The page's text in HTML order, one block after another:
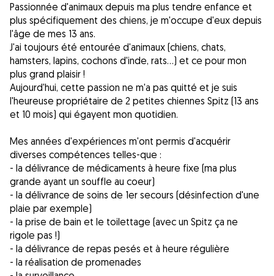
Passionnée d'animaux depuis ma plus tendre enfance et
plus spécifiquement des chiens, je m'occupe d'eux depuis
l'âge de mes 13 ans.
J'ai toujours été entourée d'animaux (chiens, chats,
hamsters, lapins, cochons d'inde, rats...) et ce pour mon
plus grand plaisir !
Aujourd'hui, cette passion ne m'a pas quitté et je suis
l'heureuse propriétaire de 2 petites chiennes Spitz (13 ans
et 10 mois) qui égayent mon quotidien.
Mes années d'expériences m'ont permis d'acquérir
diverses compétences telles-que :
- la délivrance de médicaments à heure fixe (ma plus
grande ayant un souffle au coeur)
- la délivrance de soins de 1er secours (désinfection d'une
plaie par exemple)
- la prise de bain et le toilettage (avec un Spitz ça ne
rigole pas !)
- la délivrance de repas pesés et à heure régulière
- la réalisation de promenades